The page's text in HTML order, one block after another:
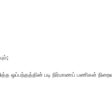
ஒப்பந்தத்தின் படி நிர்மாணப் பணிகள்